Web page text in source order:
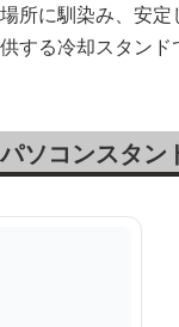
所に馴染み、安定
する冷却スタンド
ソコンスタン